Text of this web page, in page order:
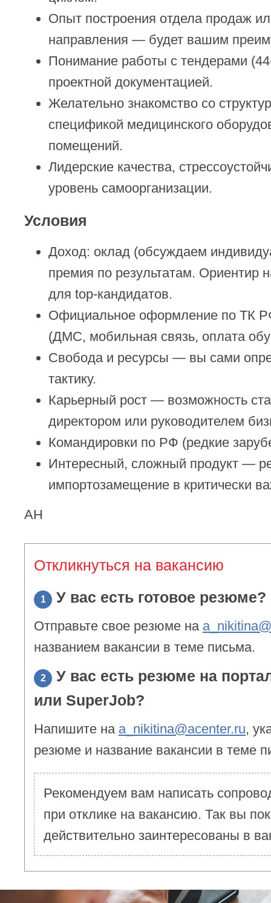
Опыт построения отдела продаж
направления — будет вашим
Понимание работы с тендерами
проектной документацией.
Желательно знакомство со
спецификой медицинского
помещений.
Лидерские качества,
уровень самоорганизации.
Условия
Доход: оклад (обсуждаем
премия по результатам. Ориентир
для top-кандидатов.
Официальное оформление по ТК
(ДМС, мобильная связь, оплата
Свобода и ресурсы — вы сами
тактику.
Карьерный рост — возможность
директором или руководителем
Командировки по РФ (редкие
Интересный, сложный продукт —
импортозамещение в критически
АН
Откликнуться на вакансию
1 У вас есть готовое резюме?
Отправьте свое резюме на
названием вакансии в теме письма.
2
У вас есть резюме на
или SuperJob?
Напишите на a_nikitina@acenter.ru,
резюме и название вакансии в теме
Рекомендуем вам написать
при отклике на вакансию. Так вы
действительно заинтересованы в